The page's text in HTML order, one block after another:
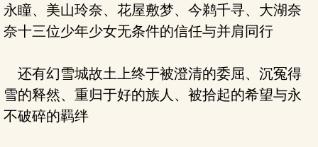
永瞳、美山玲奈、花屋敷梦、今鹈千寻、大湖奈
奈十三位少年少女无条件的信任与并肩同行
还有幻雪城故土上终于被澄清的委屈、沉冤得
雪的释然、重归于好的族人、被拾起的希望与永
不破碎的羁绊